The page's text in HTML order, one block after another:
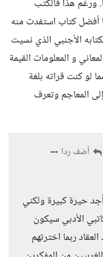
هذا فالكتب
أفضل كتاب استفدت منه
الأجنبي الذي نسيت
و المعلومات القيمة
لو كنت قراته بلغة
المعاجم وتعرف
أضف ردا
حيرة كبيرة ولكني
الأدبي سيكون
ربما اخترتهم